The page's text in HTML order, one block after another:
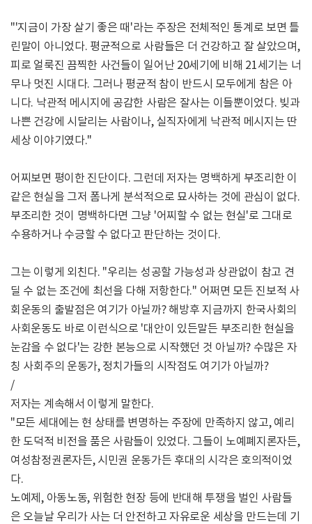
"'지금이 가장 살기 좋은 때'라는 주장은 전체적인 통계로 보면 틀
린말이 아니었다. 평균적으로 사람들은 더 건강하고 잘 살았으며,
피로 얼룩진 끔찍한 사건들이 일어난 20세기에 비해 21세기는 너
무나 멋진 시대다. 그러나 평균적 참이 반드시 모두에게 참은 아
니다. 낙관적 메시지에 공감한 사람은 잘사는 이들뿐이었다. 빚과
나쁜 건강에 시달리는 사람이나, 실직자에게 낙관적 메시지는 딴
세상 이야기였다."
어찌보면 평이한 진단이다. 그런데 저자는 명백하게 부조리한 이
같은 현실을 그저 폼나게 분석적으로 묘사하는 것에 관심이 없다.
부조리한 것이 명백하다면 그냥 '어찌할 수 없는 현실'로 그대로
수용하거나 수긍할 수 없다고 판단하는 것이다.
그는 이렇게 외친다. "우리는 성공할 가능성과 상관없이 참고 견
딜 수 없는 조건에 최선을 다해 저항한다." 어쩌면 모든 진보적 사
회운동의 출발점은 여기가 아닐까? 해방후 지금까지 한국사회의
사회운동도 바로 이런식으로 '대안이 있든말든 부조리한 현실을
눈감을 수 없다'는 강한 본능으로 시작했던 것 아닐까? 수많은 자
칭 사회주의 운동가, 정치가들의 시작점도 여기가 아닐까?
/
저자는 계속해서 이렇게 말한다.
"모든 세대에는 현 상태를 변명하는 주장에 만족하지 않고, 예리
한 도덕적 비전을 품은 사람들이 있었다. 그들이 노예폐지론자든,
여성참정권론자든, 시민권 운동가든 후대의 시각은 호의적이었
다.
노예제, 아동노동, 위험한 현장 등에 반대해 투쟁을 벌인 사람들
은 오늘날 우리가 사는 더 안전하고 자유로운 세상을 만드는데 기